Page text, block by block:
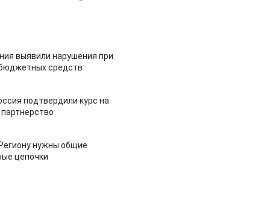
выявили нарушения при
средств
подтвердили курс на
нужны общие
цепочки